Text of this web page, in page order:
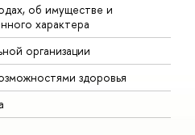
об имуществе и
характера
организации
здоровья